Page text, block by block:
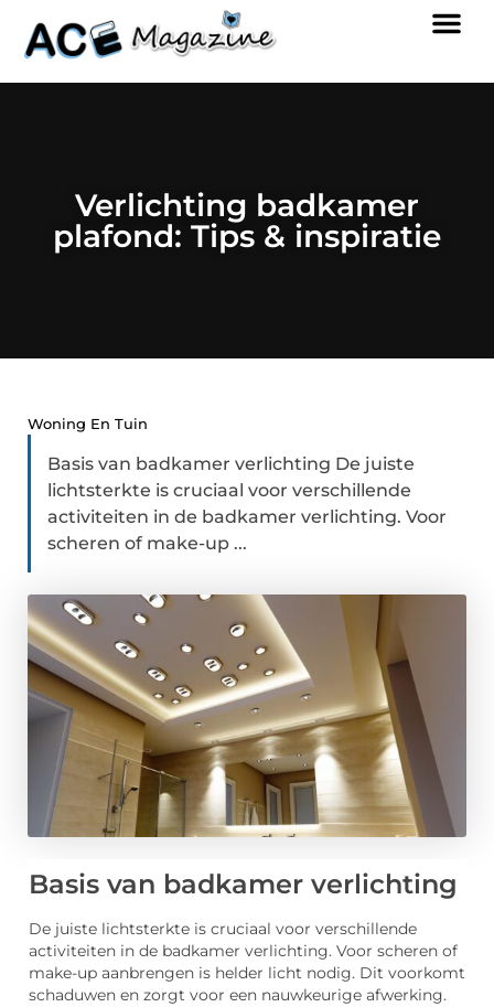
Verlichting badkamer
plafond: Tips & inspiratie
Woning En Tuin
Basis van badkamer verlichting De juiste
lichtsterkte is cruciaal voor verschillende
activiteiten in de badkamer verlichting. Voor
scheren of make-up ...
Basis van badkamer verlichting
De juiste lichtsterkte is cruciaal voor verschillende
activiteiten in de badkamer verlichting. Voor scheren of
make-up aanbrengen is helder licht nodig. Dit voorkomt
schaduwen en zorgt voor een nauwkeurige afwerking.